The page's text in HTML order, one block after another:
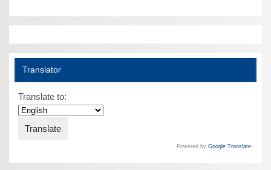
Translator
Translate to:
Powered by Google Translate.